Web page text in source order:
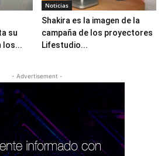
su
los...
Noticias
Shakira es la imagen de la
campaña de los proyectores
Lifestudio...
- Advertisement -